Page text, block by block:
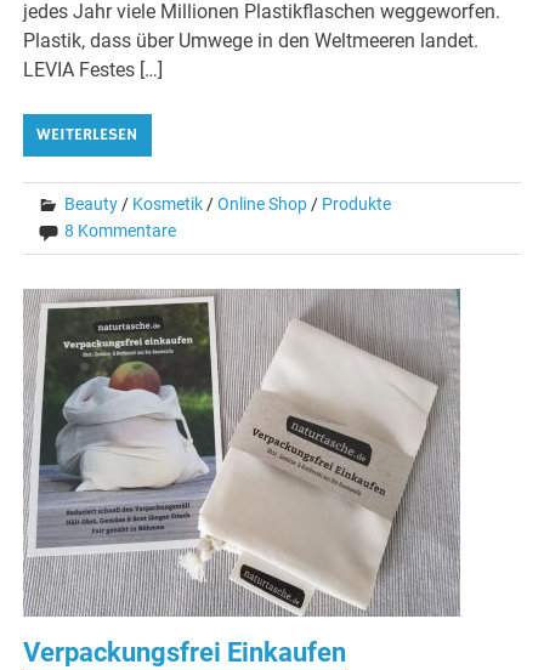
jedes Jahr viele Millionen Plastikflaschen weggeworfen.
Plastik, dass über Umwege in den Weltmeeren landet.
LEVIA Festes […]
WEITERLESEN
Beauty / Kosmetik /Online Shop / Produkte
8 Kommentare
Verpackungsfrei Einkaufen